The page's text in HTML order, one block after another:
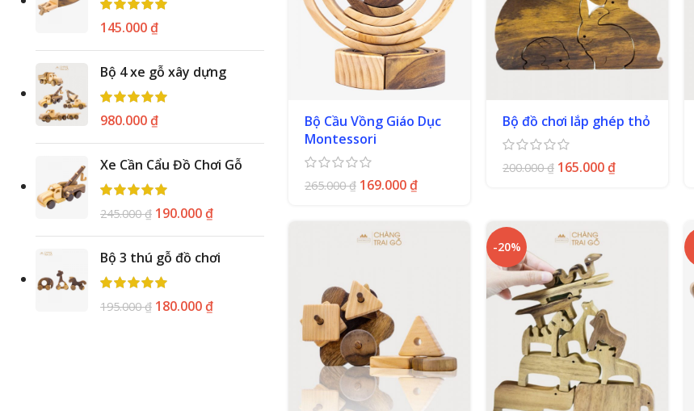
145.000₫
Bộ 4 xe gỗ xây dựng
980.000₫
Xe Cần Cẩu Đồ Chơi Gỗ
245.000₫ 190.000₫
Bộ 3 thú gỗ đồ chơi
195.000₫ 180.000₫
Bộ Cầu Vồng Giáo Dục
Montessori
265.000₫ 169.000₫
Bộ đồ chơi lắp ghép thỏ
200.000₫ 165.000₫
-20%